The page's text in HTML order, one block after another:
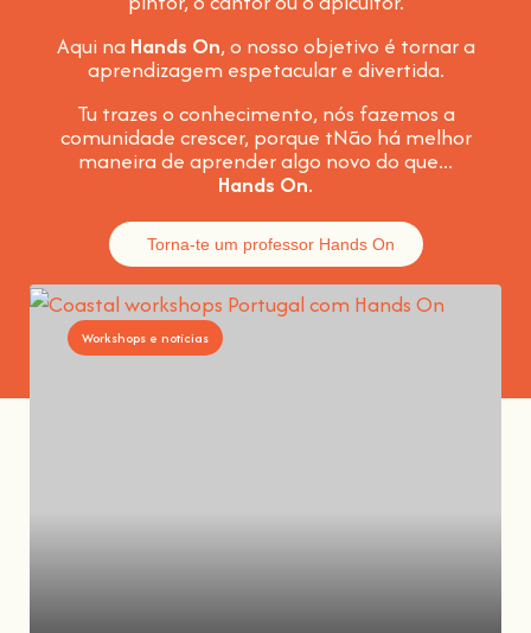
Aqui na Hands On, o nosso objetivo é tornar a
aprendizagem espetacular e divertida.
Tu trazes o conhecimento, nós fazemos a
comunidade crescer, porque tNão há melhor
maneira de aprender algo novo do que...
Hands On.
Torna-te um professor Hands On
Workshops e notícias